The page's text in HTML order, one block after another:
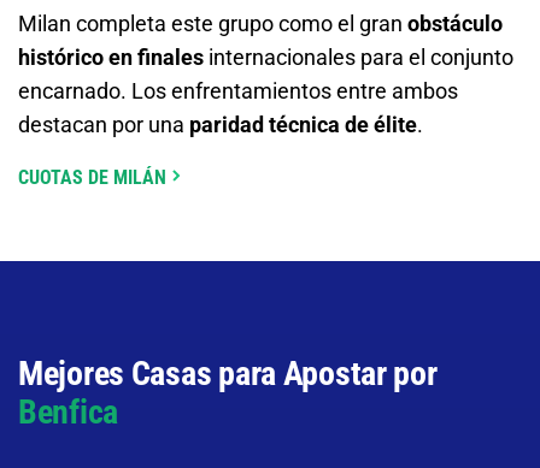
Milan completa este grupo como el gran obstáculo
histórico en finales internacionales para el conjunto
encarnado. Los enfrentamientos entre ambos
destacan por una paridad técnica de élite.
CUOTAS DE MILÁN
Mejores Casas para Apostar por
Benfica